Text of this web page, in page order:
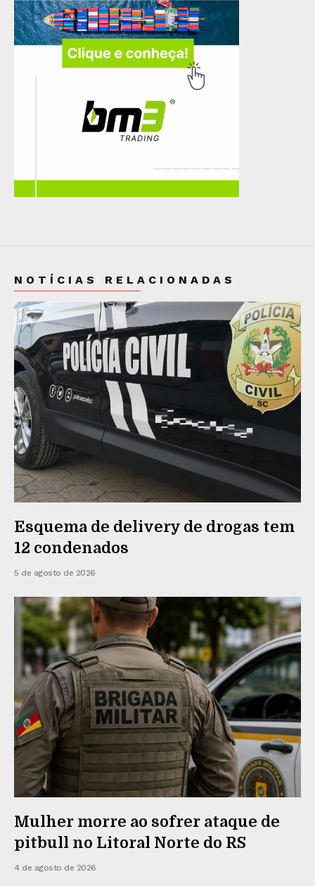
NOTÍCIAS RELACIONADAS
Esquema de delivery de drogas tem
12 condenados
5 de agosto de 2026
Mulher morre ao sofrer ataque de
pitbull no Litoral Norte do RS
4 de agosto de 2026